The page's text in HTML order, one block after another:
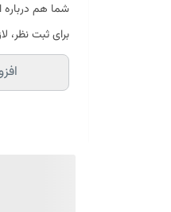
شکست نور از
هشدار مصرف
قبل از
شما هم درباره
برای ثبت نظر،